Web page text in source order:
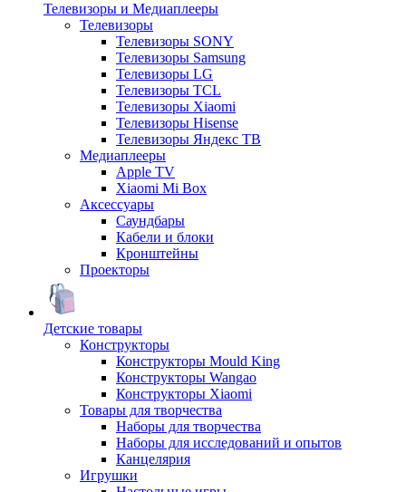
Телевизоры и Медиаплееры
Телевизоры
Телевизоры SONY
Телевизоры Samsung
Телевизоры LG
Телевизоры TCL
Телевизоры Xiaomi
Телевизоры Hisense
Телевизоры Яндекс ТВ
Медиаплееры
Apple TV
Xiaomi Mi Box
Аксессуары
Саундбары
Кабели и блоки
Кронштейны
Проекторы
Детские товары
Конструкторы
Конструкторы Mould King
Конструкторы Wangao
Конструкторы Xiaomi
Товары для творчества
Наборы для творчества
Наборы для исследований и опытов
Канцелярия
Игрушки